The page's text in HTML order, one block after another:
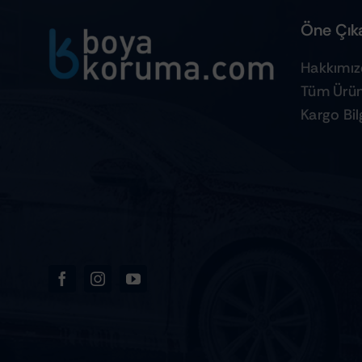
Öne
Tüm
Kargo